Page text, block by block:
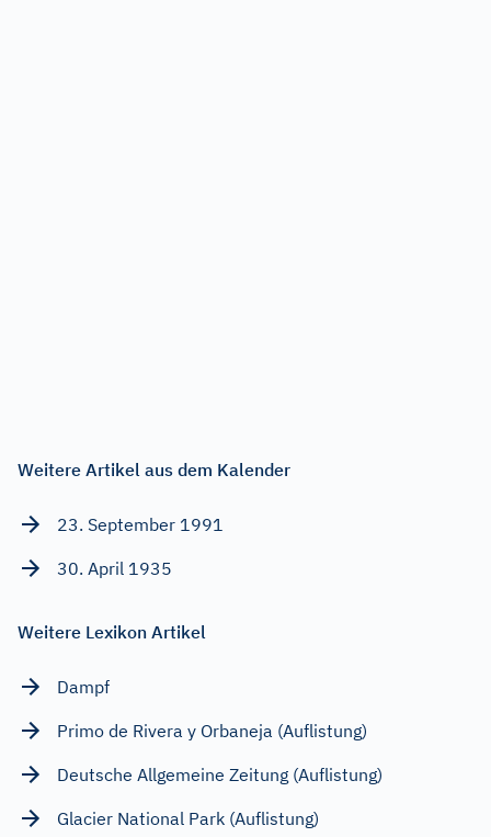
Weitere Artikel aus dem Kalender
23. September 1991
30. April 1935
Weitere Lexikon Artikel
Dampf
Primo de Rivera y Orbaneja (Auflistung)
Deutsche Allgemeine Zeitung (Auflistung)
Glacier National Park (Auflistung)